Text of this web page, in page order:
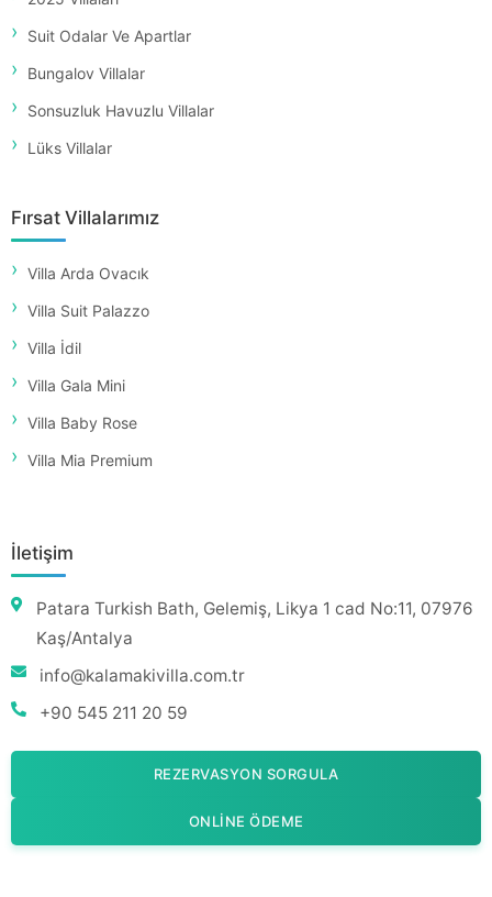
Suit Odalar Ve Apartlar
Bungalov Villalar
Sonsuzluk Havuzlu Villalar
Lüks Villalar
Fırsat Villalarımız
Villa Arda Ovacık
Villa Suit Palazzo
Villa İdil
Villa Gala Mini
Villa Baby Rose
Villa Mia Premium
İletişim
Patara Turkish Bath, Gelemiş, Likya 1 cad No:11, 07976
Kaş/Antalya
info@kalamakivilla.com.tr
+90 545 211 20 59
REZERVASYON SORGULA
ONLINE ÖDEME